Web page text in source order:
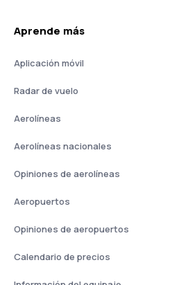
Aprende más
Aplicación móvil
Radar de vuelo
Aerolíneas
Aerolíneas nacionales
Opiniones de aerolíneas
Aeropuertos
Opiniones de aeropuertos
Calendario de precios